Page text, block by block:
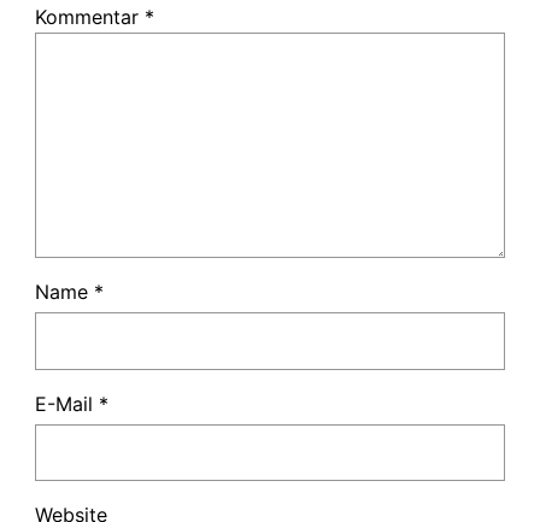
Kommentar *
Name *
E-Mail *
Website